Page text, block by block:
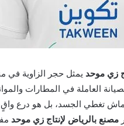
زي موحد يمثل حجر الزاوية في
العاملة في المطارات
تغطي الجسد، بل هو درع
مصنع بالرياض لإنتاج زي موحد